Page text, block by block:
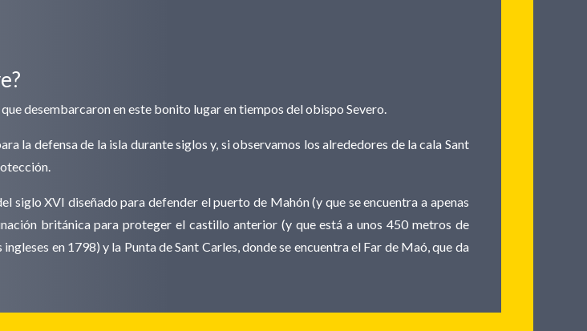
desembarcaron en este bonito lugar en tiempos del obispo Severo.
la defensa de la isla durante siglos y, si observamos los alrededores de la cala Sant
siglo XVI diseñado para defender el puerto de Mahón (y que se encuentra a apenas
británica para proteger el castillo anterior (y que está a unos 450 metros de
en 1798) y la Punta de Sant Carles, donde se encuentra el Far de Maó, que da